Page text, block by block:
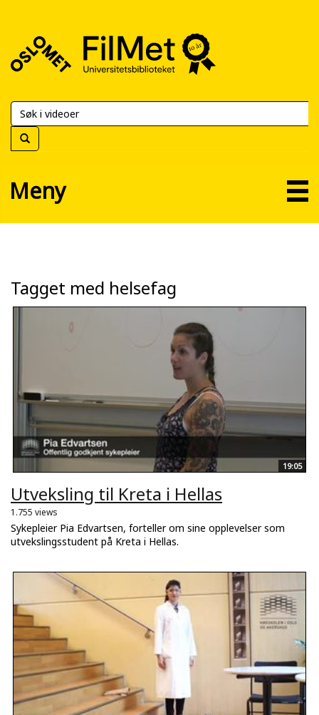
FilMet
Universitetsbiblioteket
Meny
Tagget med helsefag
19:05
Utveksling til Kreta i Hellas
1.755 views
Sykepleier Pia Edvartsen, forteller om sine opplevelser som
utvekslingsstudent på Kreta i Hellas.